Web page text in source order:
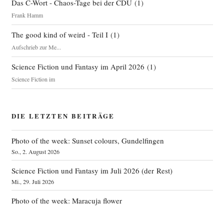
Das C-Wort - Chaos-Tage bei der CDU(1)
Frank Hamm
The good kind of weird - Teil I(1)
Aufschrieb zur Me...
Science Fiction und Fantasy im April 2026 (1)
Science Fiction im
DIE LETZTEN BEITRÄGE
Photo of the week: Sunset colours, Gundelfingen
So., 2. August 2026
Science Fiction und Fantasy im Juli 2026 (der Rest)
Mi., 29. Juli 2026
Photo of the week: Maracuja flower